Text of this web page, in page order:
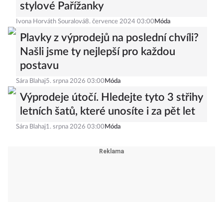
stylové Pařížanky
Ivona Horváth Souralová8. července 2024 03:00 Móda
Plavky z výprodejů na poslední chvíli?
Našli jsme ty nejlepší pro každou
postavu
Sára Blahaj5. srpna 2026 03:00 Móda
Výprodeje útočí. Hledejte tyto 3 střihy
letních šatů, které unosíte i za pět let
Sára Blahaj1. srpna 2026 03:00 Móda